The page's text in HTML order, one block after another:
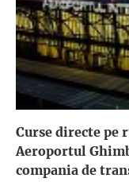
Curse directe pe
Aeroportul
compania de